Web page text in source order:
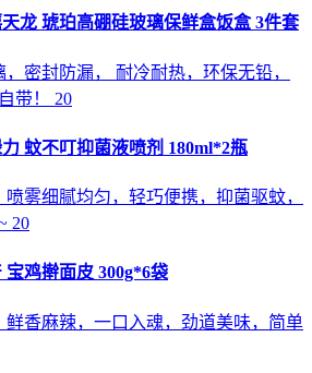
天龙 琥珀高硼硅玻璃保鲜盒饭盒 3件套
密封防漏， 耐冷耐热，环保无铅，
带！ 20
力 蚊不叮抑菌液喷剂 180ml*2瓶
雾细腻均匀，轻巧便携，抑菌驱蚊，
20
鸡擀面皮 300g*6袋
鲜香麻辣，一口入魂，劲道美味，简单